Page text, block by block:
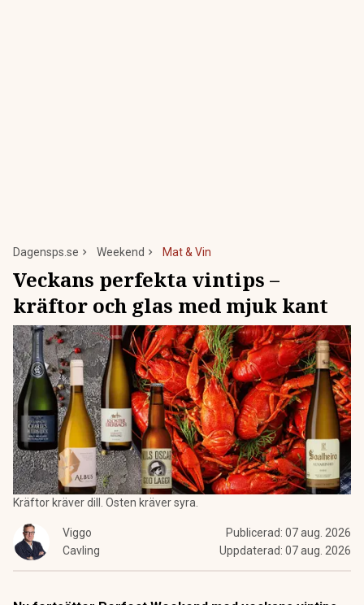
Dagensps.se Weekend Mat & Vin
Veckans perfekta vintips –
kräftor och glas med mjuk kant
Kräftor kräver dill. Osten kräver syra.
Viggo
Cavling
Publicerad: 07 aug. 2026
Uppdaterad: 07 aug. 2026